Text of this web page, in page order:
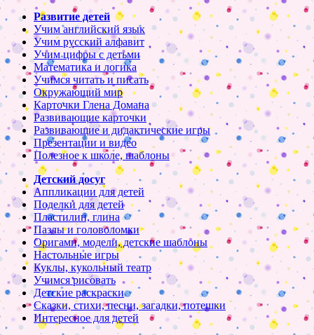
Развитие детей
Учим английский язык
Учим русский алфавит
Учим цифры с детьми
Математика и логика
Учимся читать и писать
Окружающий мир
Карточки Глена Домана
Развивающие карточки
Развивающие и дидактические игры
Презентации и видео
Полезное к школе, шаблоны
Детский досуг
Аппликации для детей
Поделки для детей
Пластилин, глина
Пазлы и головоломки
Оригами, модели, детские шаблоны
Настольные игры
Куклы, кукольный театр
Учимся рисовать
Детские раскраски
Сказки, стихи, песни, загадки, потешки
Интересное для детей